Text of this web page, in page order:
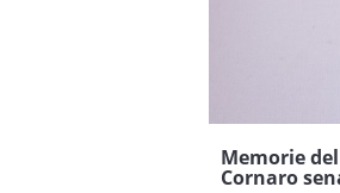
Memorie
Cornaro